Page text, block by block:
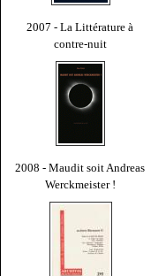
2007 - La Littérature à
contre-nuit
2008 - Maudit soit Andreas
Werckmeister !